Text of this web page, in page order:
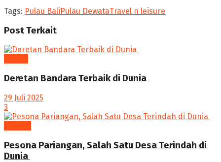
Tags: Pulau BaliPulau DewataTravel n leisure
PostTerkait
Deretan Bandara Terbaik di Dunia ‎
29 Juli 2025
3
Pesona Pariangan, Salah Satu Desa Terindah di
Dunia ‎